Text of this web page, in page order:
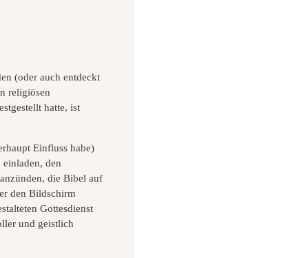
(oder auch entdeckt
religiösen
hatte, ist
Einfluss habe)
den
die Bibel auf
den Bildschirm
Gottesdienst
und geistlich